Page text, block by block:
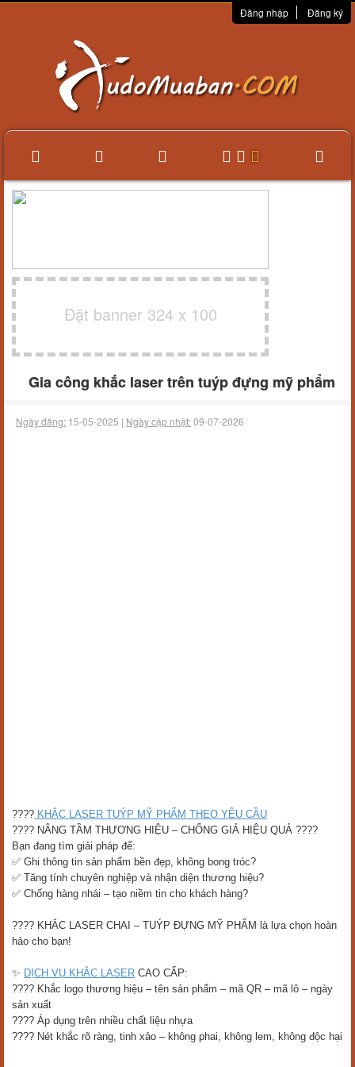
Đăng nhập Đăng ký
Đặt banner 324 x 100
Gia công khắc laser trên tuýp đựng mỹ phẩm
Ngày đăng: 15-05-2025 | Ngày cập nhật:09-07-2026
???? KHẮC LASER TUÝP MỸ PHẨM THEO YÊU CẦU
???? NÂNG TẦM THƯƠNG HIỆU – CHỐNG GIẢ HIỆU QUẢ ????
Bạn đang tìm giải pháp để:
✅ Ghi thông tin sản phẩm bền đẹp, không bong tróc?
✅ Tăng tính chuyên nghiệp và nhận diện thương hiệu?
✅ Chống hàng nhái – tạo niềm tin cho khách hàng?
???? KHẮC LASER CHAI – TUÝP ĐỰNG MỸ PHẨM là lựa chọn hoàn
hảo cho bạn!
✨ DỊCH VỤ KHẮC LASER CAO CẤP:
???? Khắc logo thương hiệu – tên sản phẩm – mã QR – mã lô – ngày
sản xuất
???? Áp dụng trên nhiều chất liệu nhựa
???? Nét khắc rõ ràng, tinh xảo – không phai, không lem, không độc hại